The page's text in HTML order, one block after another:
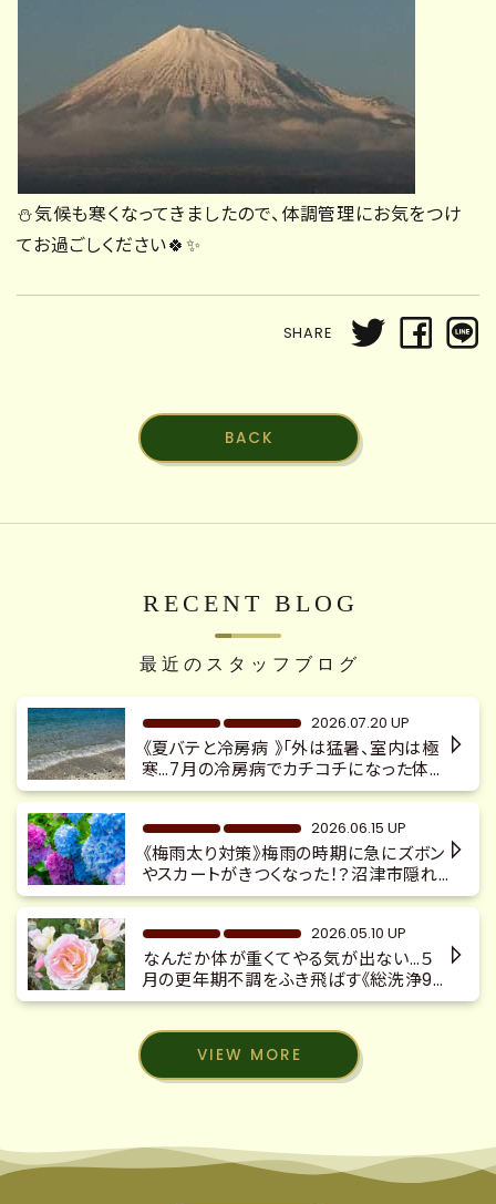
⛄気候も寒くなってきましたので、体調管理にお気をつけ
てお過ごしください🍀✨
SHARE
BACK
RECENT BLOG
最近のスタッフブログ
2026.07.20 UP
《夏バテと冷房病 》「外は猛暑、室内は極
寒…7月の冷房病でカチコチになった体を
デトックス『沼津市大手町 駅チカ4分
ン』」
2026.06.15 UP
《梅雨太り対策》梅雨の時期に急にズボン
やスカートがきつくなった！？沼津市隠れ
家サロン 更年期太り 慢性不調 整体×
2026.05.10 UP
なんだか体が重くてやる気が出ない…５
月の更年期不調をふき飛ばす《総洗浄90
分》沼津隠れ家サロン
VIEW MORE